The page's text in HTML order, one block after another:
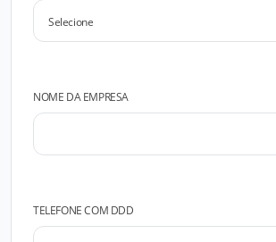
NOME DA EMPRESA
TELEFONE COM DDD